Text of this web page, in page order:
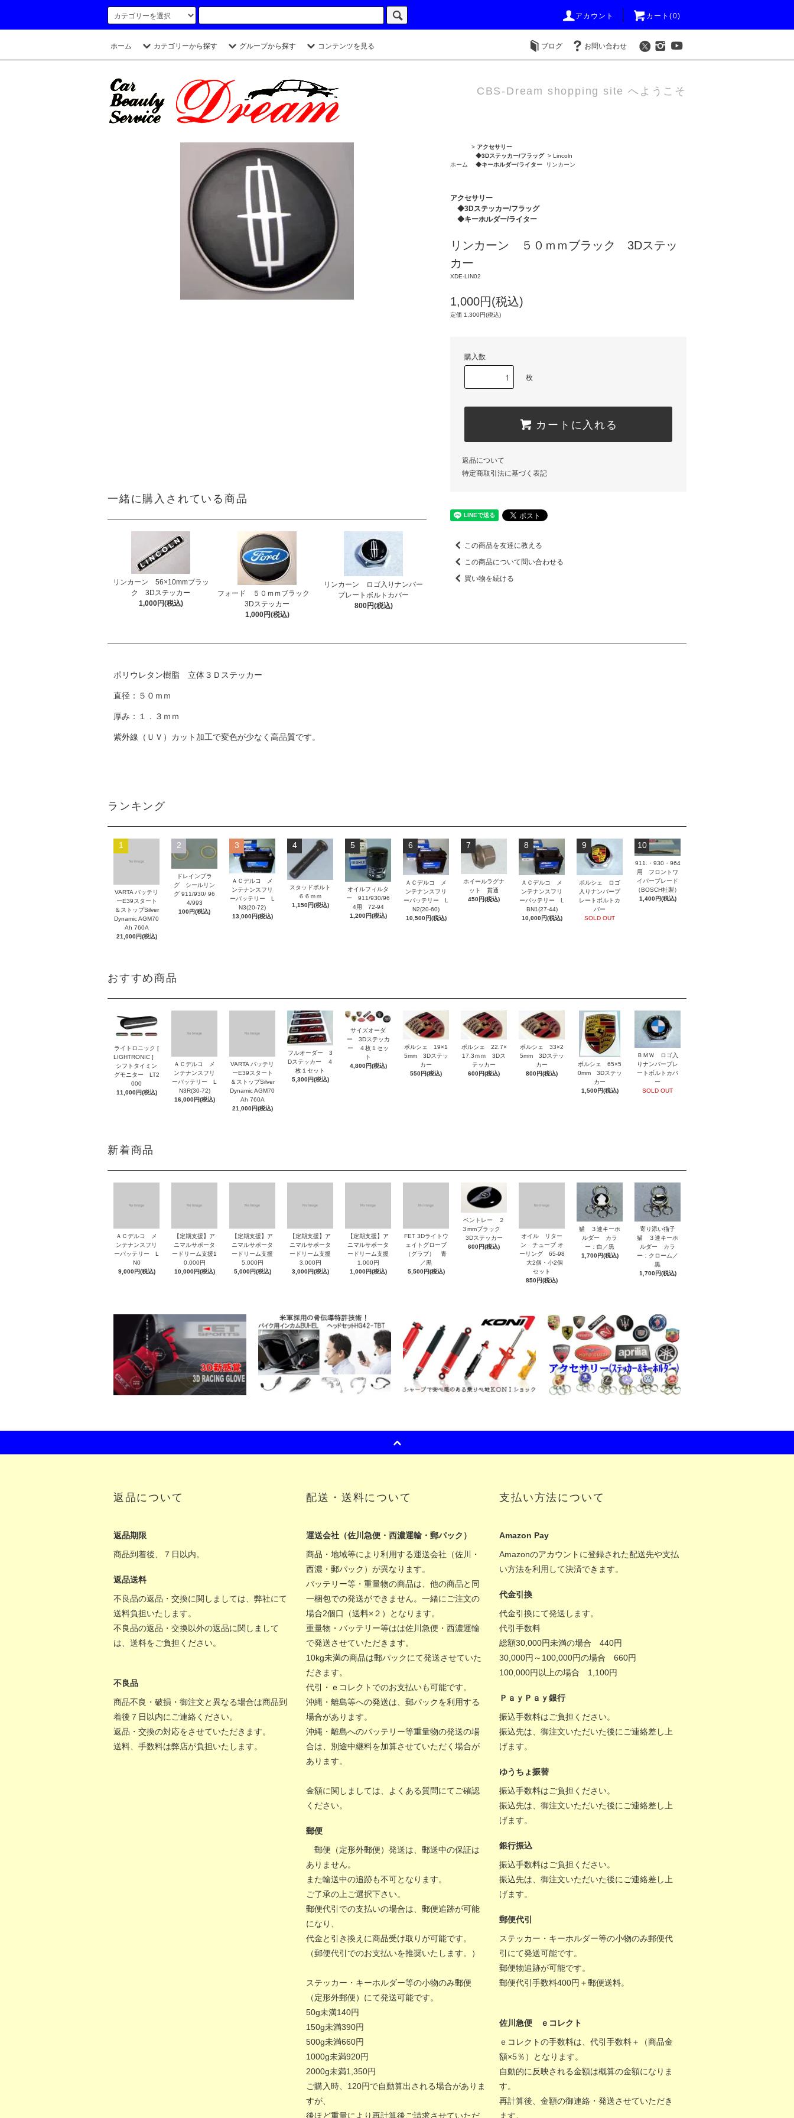
アカウント カート(0)
ホーム カテゴリーから探す グループから探す コンテンツを見る ブログ お問い合わせ
CBS-Dream shopping site へようこそ
一緒に購入されている商品
リンカーン 56×10mmブラッ
ク 3Dステッカー
1,000円(税込)
フォード ５０ｍｍブラック
3Dステッカー
1,000円(税込)
リンカーン ロゴ入りナンバー
プレートボルトカバー
800円(税込)
ホーム
> アクセサリー
◆3Dステッカー/フラッグ
◆キーホルダー/ライター
> Lincoln
リンカーン
アクセサリー
◆3Dステッカー/フラッグ
◆キーホルダー/ライター
リンカーン ５０ｍｍブラック 3Dステッ
カー
XDE-LIN02
1,000円(税込)
定価 1,300円(税込)
購入数
枚
カートに入れる
返品について
特定商取引法に基づく表記
この商品を友達に教える
この商品について問い合わせる
買い物を続ける
ポリウレタン樹脂 立体３Ｄステッカー
直径：５０ｍｍ
厚み：１．３ｍｍ
紫外線（ＵＶ）カット加工で変色が少なく高品質です。
ランキング
1
VARTA バッテリ
ーE39スタート
＆ストップSilver
Dynamic AGM70
Ah 760A
21,000円(税込)
2
ドレインプラ
グ シールリン
グ 911/930/ 96
4/993
100円(税込)
3
ＡＣデルコ メ
ンテナンスフリ
ーバッテリー L
N3(20-72)
13,000円(税込)
4
スタッドボルト
６６ｍｍ
1,150円(税込)
5
オイルフィルタ
ー 911/930/96
4用 72-94
1,200円(税込)
6
ＡＣデルコ メ
ンテナンスフリ
ーバッテリー L
N2(20-60)
10,500円(税込)
7
ホイールラグナ
ット 貫通
450円(税込)
8
ＡＣデルコ メ
ンテナンスフリ
ーバッテリー L
BN1(27-44)
10,000円(税込)
9
ポルシェ ロゴ
入りナンバープ
レートボルトカ
バー
SOLD OUT
10
911.・930・964
用 フロントワ
イパーブレード
（BOSCH社製）
1,400円(税込)
おすすめ商品
ライトロニック [
LIGHTRONIC ]
シフトタイミン
グモニター LT2
000
11,000円(税込)
ＡＣデルコ メ
ンテナンスフリ
ーバッテリー L
N3R(30-72)
16,000円(税込)
VARTA バッテリ
ーE39スタート
＆ストップSilver
Dynamic AGM70
Ah 760A
21,000円(税込)
フルオーダー 3
Dステッカー ４
枚１セット
5,300円(税込)
サイズオーダ
ー 3Dステッカ
ー ４枚１セッ
ト
4,800円(税込)
ポルシェ 19×1
5mm 3Dステッ
カー
550円(税込)
ポルシェ 22.7×
17.3ｍｍ 3Dス
テッカー
600円(税込)
ポルシェ 33×2
5mm 3Dステッ
カー
800円(税込)
ポルシェ 65×5
0mm 3Dステッ
カー
1,500円(税込)
ＢＭＷ ロゴ入
りナンバープレ
ートボルトカバ
ー
SOLD OUT
新着商品
ＡＣデルコ メ
ンテナンスフリ
ーバッテリー L
N0
9,000円(税込)
【定期支援】ア
ニマルサポータ
ードリーム支援1
0,000円
10,000円(税込)
【定期支援】ア
ニマルサポータ
ードリーム支援
5,000円
5,000円(税込)
【定期支援】ア
ニマルサポータ
ードリーム支援
3,000円
3,000円(税込)
【定期支援】ア
ニマルサポータ
ードリーム支援
1,000円
1,000円(税込)
FET 3Dライトウ
ェイトグローブ
（グラブ） 青
／黒
5,500円(税込)
ベントレー ２
３mmブラック
3Dステッカー
600円(税込)
オイル リター
ン チューブ オ
ーリング 65-98
大2個・小2個
セット
850円(税込)
猫 ３連キーホ
ルダー カラ
ー：白／黒
1,700円(税込)
寄り添い猫子
猫 ３連キーホ
ルダー カラ
ー：クローム／
黒
1,700円(税込)
返品について
返品期限
商品到着後、７日以内。
返品送料
不良品の返品・交換に関しましては、弊社にて
送料負担いたします。
不良品の返品・交換以外の返品に関しまして
は、送料をご負担ください。
不良品
商品不良・破損・御注文と異なる場合は商品到
着後７日以内にご連絡ください。
返品・交換の対応をさせていただきます。
送料、手数料は弊店が負担いたします。
配送・送料について
運送会社（佐川急便・西濃運輸・郵パック）
商品・地域等により利用する運送会社（佐川・
西濃・郵パック）が異なります。
バッテリー等・重量物の商品は、他の商品と同
一梱包での発送ができません。一緒にご注文の
場合2個口（送料×２）となります。
重量物・バッテリー等はは佐川急便・西濃運輸
で発送させていただきます。
10kg未満の商品は郵パックにて発送させていた
だきます。
代引・ｅコレクトでのお支払いも可能です。
沖縄・離島等への発送は、郵パックを利用する
場合があります。
沖縄・離島へのバッテリー等重量物の発送の場
合は、別途中継料を加算させていただく場合が
あります。
金額に関しましては、 よくある質問にてご確認
ください。
郵便
郵便（定形外郵便）発送は、郵送中の保証は
ありません。
また輸送中の追跡も不可となります。
ご了承の上ご選択下さい。
郵便代引での支払いの場合は、郵便追跡が可能
になり、
代金と引き換えに商品受け取りが可能です。
（郵便代引でのお支払いを推奨いたします。）
ステッカー・キーホルダー等の小物のみ郵便
（定形外郵便）にて発送可能です。
50g未満140円
150g未満390円
500g未満660円
1000g未満920円
2000g未満1,350円
ご購入時、120円で自動算出される場合がありま
すが、
後ほど重量により再計算後ご請求させていただ
支払い方法について
Amazon Pay
Amazonのアカウントに登録された配送先や支払
い方法を利用して決済できます。
代金引換
代金引換にて発送します。
代引手数料
総額30,000円未満の場合 440円
30,000円～100,000円の場合 660円
100,000円以上の場合 1,100円
ＰａｙＰａｙ銀行
振込手数料はご負担ください。
振込先は、御注文いただいた後にご連絡差し上
げます。
ゆうちょ振替
振込手数料はご負担ください。
振込先は、御注文いただいた後にご連絡差し上
げます。
銀行振込
振込手数料はご負担ください。
振込先は、御注文いただいた後にご連絡差し上
げます。
郵便代引
ステッカー・キーホルダー等の小物のみ郵便代
引にて発送可能です。
郵便物追跡が可能です。
郵便代引手数料400円＋郵便送料。
佐川急便 ｅコレクト
ｅコレクトの手数料は、代引手数料＋（商品金
額×5％）となります。
自動的に反映される金額は概算の金額になりま
す。
再計算後、金額の御連絡・発送させていただき
ます。